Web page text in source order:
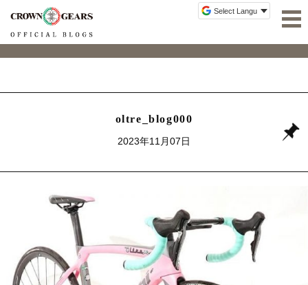
oltre_blog000
2023年11月07日